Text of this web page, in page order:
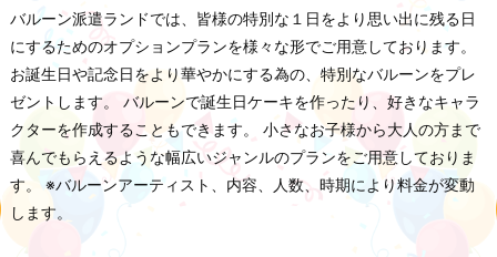
バルーン派遣ランドでは、皆様の特別な１日をより思い出に残る日
にするためのオプションプランを様々な形でご用意しております。
お誕生日や記念日をより華やかにする為の、特別なバルーンをプレ
ゼントします。 バルーンで誕生日ケーキを作ったり、好きなキャラ
クターを作成することもできます。 小さなお子様から大人の方まで
喜んでもらえるような幅広いジャンルのプランをご用意しておりま
す。 ※バルーンアーティスト、内容、人数、時期により料金が変動
します。